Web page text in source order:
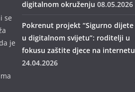
se
je
digitalnom okruženju 08.05.2026
Pokrenut projekt “Sigurno dijete
u digitalnom svijetu”: roditelji u
fokusu zaštite djece na internetu
24.04.2026